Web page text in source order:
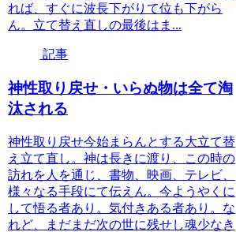
れば、すぐに波長下がりて位も下がら
ん。立て替え直しの最後はま...
記事
神性取り戻せ・いらぬ物は全て淘
汰される
神性取り戻せ今始まらんとする大立て替
え立て直し。神は長きに渡り、この時の
訪れを人を通じ、書物、映画、テレビ、
様々なる手段にて伝えん。今ようやくに
して悟る者あり。気付きある者あり。な
れど、まだまだ次の世に残せし魂少なき